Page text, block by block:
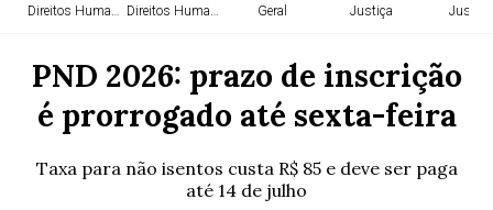
Direitos HumanosDireitos Humanos Geral Justiça Justiça
PND 2026: prazo de inscrição
é prorrogado até sexta-feira
Taxa para não isentos custa R$ 85 e deve ser paga
até 14 de julho